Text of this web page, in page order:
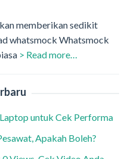
memberikan sedikit
whatsmock Whatsmock
> Read more…
untuk Cek Performa
Apakah Boleh?